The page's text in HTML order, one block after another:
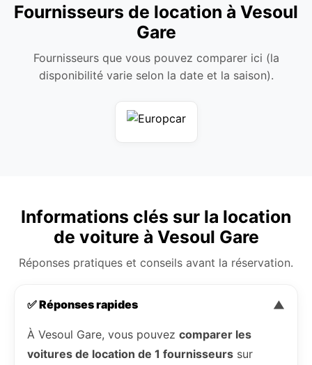
Fournisseurs de location à Vesoul
Gare
Fournisseurs que vous pouvez comparer ici (la
disponibilité varie selon la date et la saison).
Informations clés sur la location
de voiture à Vesoul Gare
Réponses pratiques et conseils avant la réservation.
✅ Réponses rapides ▼
À Vesoul Gare, vous pouvez comparer les
voitures de location de 1 fournisseurs sur